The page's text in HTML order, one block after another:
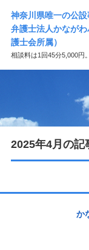
神奈川県唯一の公
弁護士法人かなが
護士会所属）
相談料は1回45分5,000円
所属弁護士等紹介
2025年4月の記
か